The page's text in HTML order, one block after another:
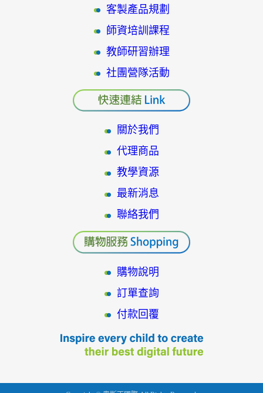
客製產品規劃
師資培訓課程
教師研習辦理
社團營隊活動
關於我們
代理商品
教學資源
最新消息
聯絡我們
購物說明
訂單查詢
付款回覆